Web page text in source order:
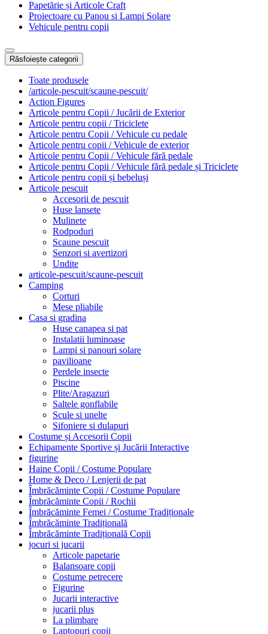
Papetărie și Articole Craft
Proiectoare cu Panou si Lampi Solare
Vehicule pentru copii
Răsfoiește categorii
Toate produsele
/articole-pescuit/scaune-pescuit/
Action Figures
Articole pentru Copii / Jucării de Exterior
Articole pentru copii / Triciclete
Articole pentru Copii / Vehicule cu pedale
Articole pentru copii / Vehicule de exterior
Articole pentru Copii / Vehicule fără pedale
Articole pentru Copii / Vehicule fără pedale și Triciclete
Articole pentru copii și bebeluși
Articole pescuit
Accesorii de pescuit
Huse lansete
Mulinete
Rodpoduri
Scaune pescuit
Senzori si avertizori
Undite
articole-pescuit/scaune-pescuit
Camping
Corturi
Mese pliabile
Casa si gradina
Huse canapea si pat
Instalatii luminoase
Lampi si panouri solare
pavilioane
Perdele insecte
Piscine
Plite/Aragazuri
Saltele gonflabile
Scule si unelte
Sifoniere si dulapuri
Costume și Accesorii Copii
Echipamente Sportive și Jucării Interactive
figurine
Haine Copii / Costume Populare
Home & Deco / Lenjerii de pat
Îmbrăcăminte Copii / Costume Populare
Îmbrăcăminte Copii / Rochii
Îmbrăcăminte Femei / Costume Tradiționale
Îmbrăcăminte Tradițională
Îmbrăcăminte Tradițională Copii
jocuri si jucarii
Articole papetarie
Balansoare copii
Costume petrecere
Figurine
Jucarii interactive
jucarii plus
La plimbare
Laptopuri copii